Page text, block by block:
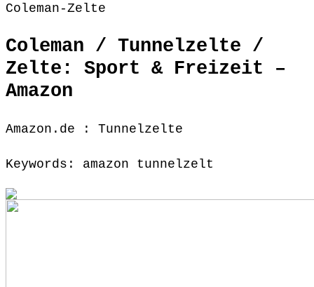
Coleman-Zelte
Coleman / Tunnelzelte /
Zelte: Sport & Freizeit –
Amazon
Amazon.de : Tunnelzelte
Keywords: amazon tunnelzelt